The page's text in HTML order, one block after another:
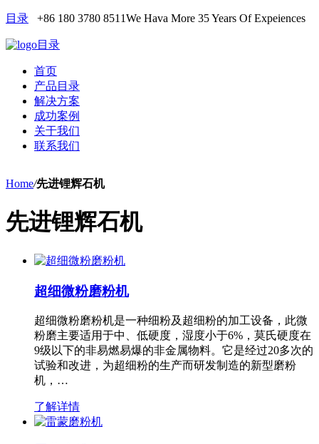
目录 +86 180 3780 8511We Hava More 35 Years Of Expeiences
目录
首页
产品目录
解决方案
成功案例
关于我们
联系我们
Home/先进锂辉石机
先进锂辉石机
超细微粉磨粉机
超细微粉磨粉机是一种细粉及超细粉的加工设备，此微
粉磨主要适用于中、低硬度，湿度小于6%，莫氏硬度在
9级以下的非易燃易爆的非金属物料。它是经过20多次的
试验和改进，为超细粉的生产而研发制造的新型磨粉
机，…
了解详情